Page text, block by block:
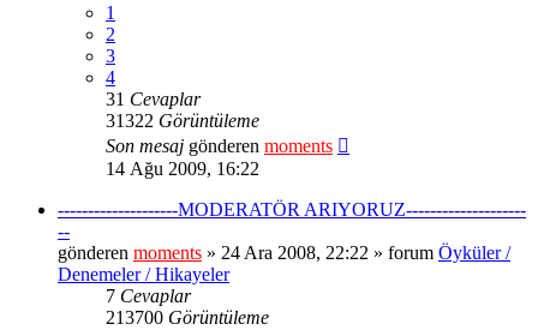
1
2
3
4
31 Cevaplar
31322 Görüntüleme
Son mesaj gönderen moments
14 Ağu 2009, 16:22
--------------------MODERATÖR ARIYORUZ--------------------
--
gönderen moments » 24 Ara 2008, 22:22 » forum Öyküler /
Denemeler / Hikayeler
7 Cevaplar
213700 Görüntüleme